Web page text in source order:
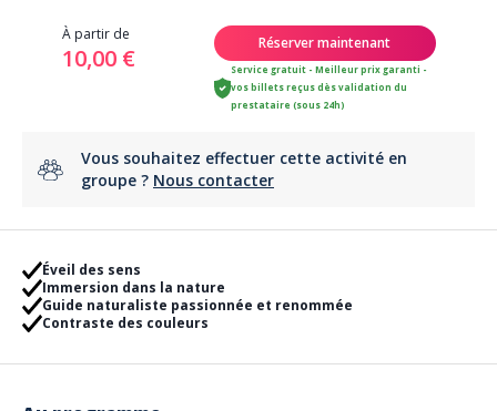
À partir de
10,00 €
Réserver maintenant
Service gratuit - Meilleur prix garanti -
vos billets reçus dès validation du
prestataire (sous 24h)
Vous souhaitez effectuer cette activité en
groupe ? Nous contacter
Éveil des sens
Immersion dans la nature
Guide naturaliste passionnée et renommée
Contraste des couleurs